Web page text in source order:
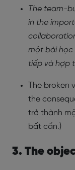
The team-
in the
một bài học
tiếp và hợp
The broken
the
trở thành
bất cẩn.)
3. The